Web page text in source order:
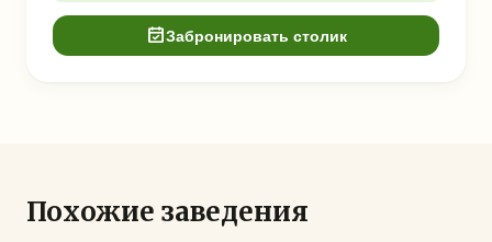
Забронировать столик
Похожие заведения